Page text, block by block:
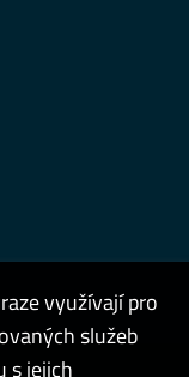
využívají pro
služeb
s jejich